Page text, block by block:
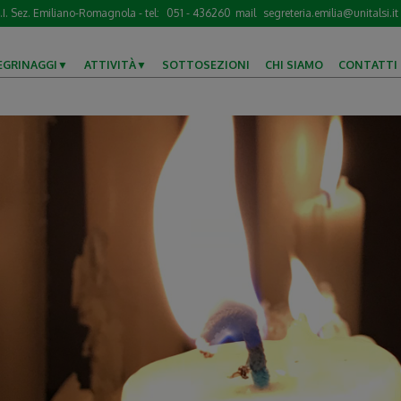
Sez. Emiliano-Romagnola - tel: 051 - 436260 mail segreteria.emilia@unitalsi.it
ATTIVITÀ SOTTOSEZIONI CHI SIAMO CONTATTI